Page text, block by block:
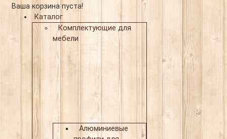
Ваша корзина пуста!
Каталог
Комплектующие для
мебели
Алюминиевые